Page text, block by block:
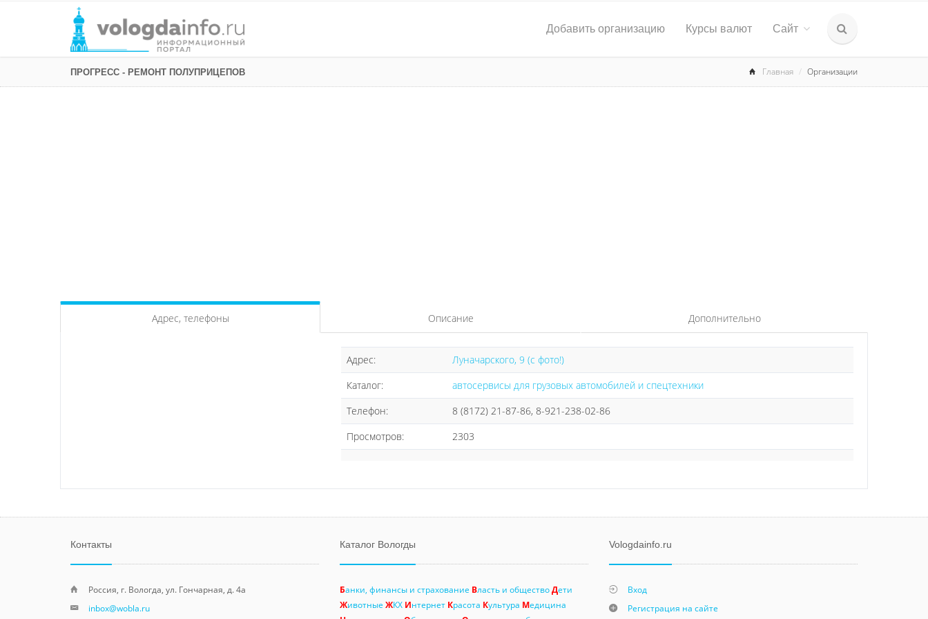
Добавить организацию Курсы валют Сайт
ПРОГРЕСС - РЕМОНТ ПОЛУПРИЦЕПОВ Главная Организации
Адрес, телефоны Описание Дополнительно
Адрес:
Луначарского, 9 (с фото!)
Каталог:
автосервисы для грузовых автомобилей и спецтехники
Телефон:
8 (8172) 21-87-86, 8-921-238-02-86
Просмотров:
2303
Контакты
Россия, г. Вологда, ул. Гончарная, д. 4а
inbox@wobla.ru
Каталог Вологды
Банки, финансы и страхование Власть и обществоДети
Животные ЖКХ Интернет Красота Культура Медицина
Vologdainfo.ru
Вход
Регистрация на сайте